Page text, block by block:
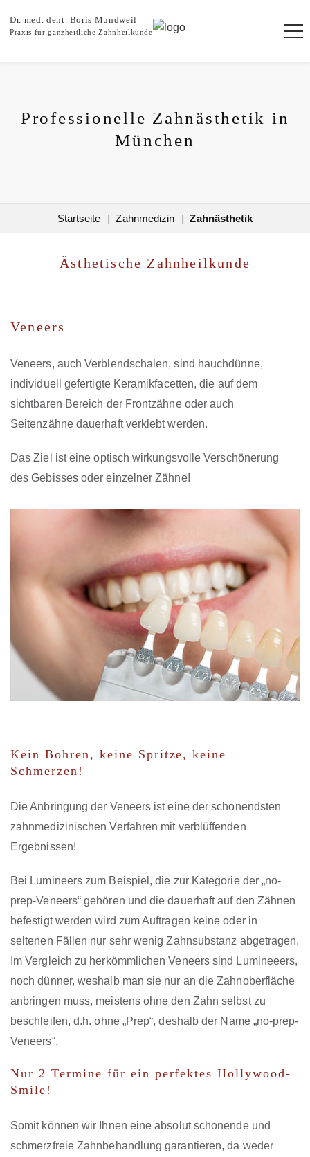
Dr. med. dent. Boris Mundweil
Praxis für ganzheitliche Zahnheilkunde
Professionelle Zahnästhetik in
München
Startseite Zahnmedizin Zahnästhetik
Ästhetische Zahnheilkunde
Veneers
Veneers, auch Verblendschalen, sind hauchdünne,
individuell gefertigte Keramikfacetten, die auf dem
sichtbaren Bereich der Frontzähne oder auch
Seitenzähne dauerhaft verklebt werden.
Das Ziel ist eine optisch wirkungsvolle Verschönerung
des Gebisses oder einzelner Zähne!
Kein Bohren, keine Spritze, keine
Schmerzen!
Die Anbringung der Veneers ist eine der schonendsten
zahnmedizinischen Verfahren mit verblüffenden
Ergebnissen!
Bei Lumineers zum Beispiel, die zur Kategorie der „no-
prep-Veneers“ gehören und die dauerhaft auf den Zähnen
befestigt werden wird zum Auftragen keine oder in
seltenen Fällen nur sehr wenig Zahnsubstanz abgetragen.
Im Vergleich zu herkömmlichen Veneers sind Lumineeers,
noch dünner, weshalb man sie nur an die Zahnoberfläche
anbringen muss, meistens ohne den Zahn selbst zu
beschleifen, d.h. ohne „Prep“, deshalb der Name „no-prep-
Veneers“.
Nur 2 Termine für ein perfektes Hollywood-
Smile!
Somit können wir Ihnen eine absolut schonende und
schmerzfreie Zahnbehandlung garantieren, da weder